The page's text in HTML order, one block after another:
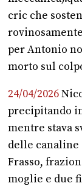
cric che
per Antonio
morto sul
24/04/2026
precipitando
mentre stava
delle
Frasso,
moglie e due